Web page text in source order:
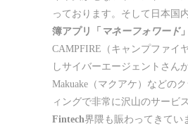
っております。そして日本国
簿アプリ「 マネーフォワード」
CAMPFIRE（キャンプファイ
しサイバーエージェントさん
Makuake（マクアケ）などの
ィングで非常に沢山のサービ
Fintech界隈も賑わってきてい